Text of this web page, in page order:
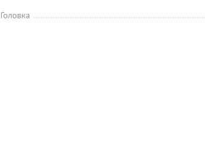
Головка